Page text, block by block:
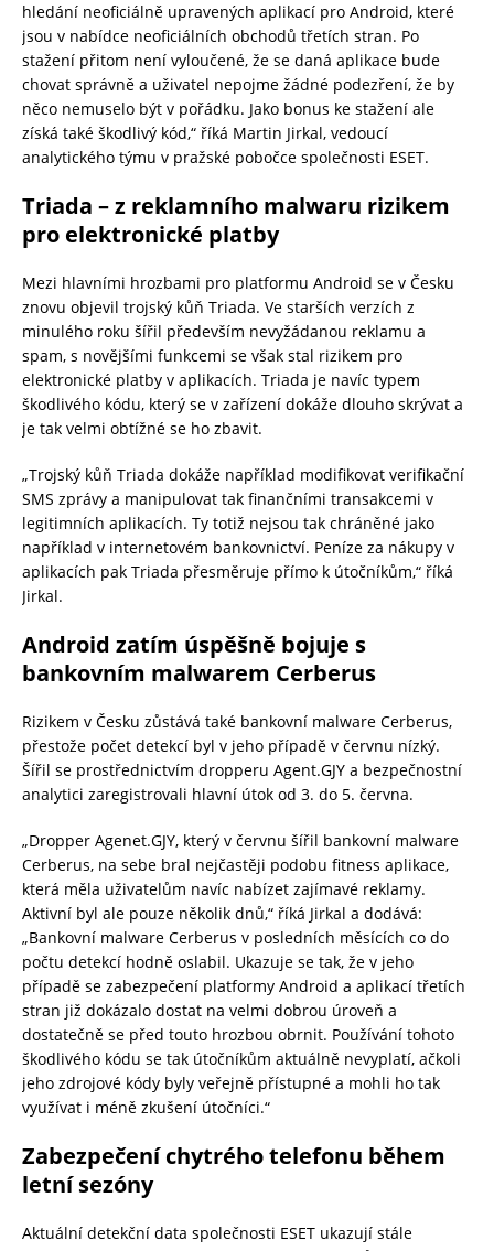
hledání neoficiálně upravených aplikací pro Android, které
jsou v nabídce neoficiálních obchodů třetích stran. Po
stažení přitom není vyloučené, že se daná aplikace bude
chovat správně a uživatel nepojme žádné podezření, že by
něco nemuselo být v pořádku. Jako bonus ke stažení ale
získá také škodlivý kód,“ říká Martin Jirkal, vedoucí
analytického týmu v pražské pobočce společnosti ESET.
Triada – z reklamního malwaru rizikem
pro elektronické platby
Mezi hlavními hrozbami pro platformu Android se v Česku
znovu objevil trojský kůň Triada. Ve starších verzích z
minulého roku šířil především nevyžádanou reklamu a
spam, s novějšími funkcemi se však stal rizikem pro
elektronické platby v aplikacích. Triada je navíc typem
škodlivého kódu, který se v zařízení dokáže dlouho skrývat a
je tak velmi obtížné se ho zbavit.
„Trojský kůň Triada dokáže například modifikovat verifikační
SMS zprávy a manipulovat tak finančními transakcemi v
legitimních aplikacích. Ty totiž nejsou tak chráněné jako
například v internetovém bankovnictví. Peníze za nákupy v
aplikacích pak Triada přesměruje přímo k útočníkům,“ říká
Jirkal.
Android zatím úspěšně bojuje s
bankovním malwarem Cerberus
Rizikem v Česku zůstává také bankovní malware Cerberus,
přestože počet detekcí byl v jeho případě v červnu nízký.
Šířil se prostřednictvím dropperu Agent.GJY a bezpečnostní
analytici zaregistrovali hlavní útok od 3. do 5. června.
„Dropper Agenet.GJY, který v červnu šířil bankovní malware
Cerberus, na sebe bral nejčastěji podobu fitness aplikace,
která měla uživatelům navíc nabízet zajímavé reklamy.
Aktivní byl ale pouze několik dnů,“ říká Jirkal a dodává:
„Bankovní malware Cerberus v posledních měsících co do
počtu detekcí hodně oslabil. Ukazuje se tak, že v jeho
případě se zabezpečení platformy Android a aplikací třetích
stran již dokázalo dostat na velmi dobrou úroveň a
dostatečně se před touto hrozbou obrnit. Používání tohoto
škodlivého kódu se tak útočníkům aktuálně nevyplatí, ačkoli
jeho zdrojové kódy byly veřejně přístupné a mohli ho tak
využívat i méně zkušení útočníci.“
Zabezpečení chytrého telefonu během
letní sezóny
Aktuální detekční data společnosti ESET ukazují stále